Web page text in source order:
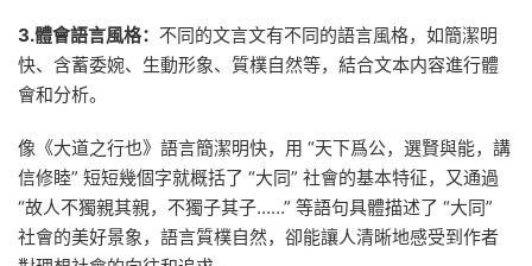
3.體會語言風格： 不同的文言文有不同的語言風格，如簡潔明
快、含蓄委婉、生動形象、質樸自然等，結合文本内容進行體
會和分析。
像《大道之行也》語言簡潔明快，用 “天下爲公，選賢與能，講
信修睦” 短短幾個字就概括了 “大同” 社會的基本特征，又通過
“故人不獨親其親，不獨子其子……” 等語句具體描述了 “大同”
社會的美好景象，語言質樸自然，卻能讓人清晰地感受到作者